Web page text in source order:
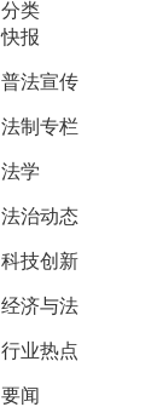
分类
快报
普法宣传
法制专栏
法学
法治动态
科技创新
经济与法
行业热点
要闻